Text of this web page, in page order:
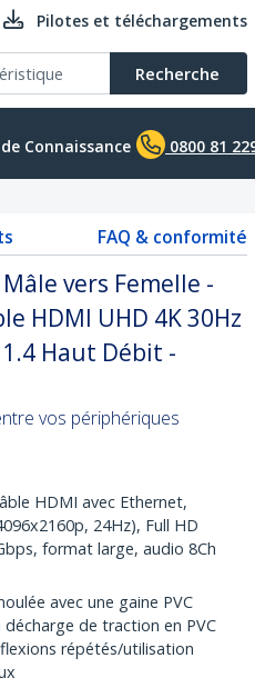
Pilotes et téléchargements
Recherche
Connaissance 0800 81
FAQ & conformité
vers Femelle -
HDMI UHD 4K 30Hz
Haut Débit -
vos périphériques
HDMI avec Ethernet,
24Hz), Full HD
format large, audio 8Ch
avec une gaine PVC
de traction en PVC
répétés/utilisation